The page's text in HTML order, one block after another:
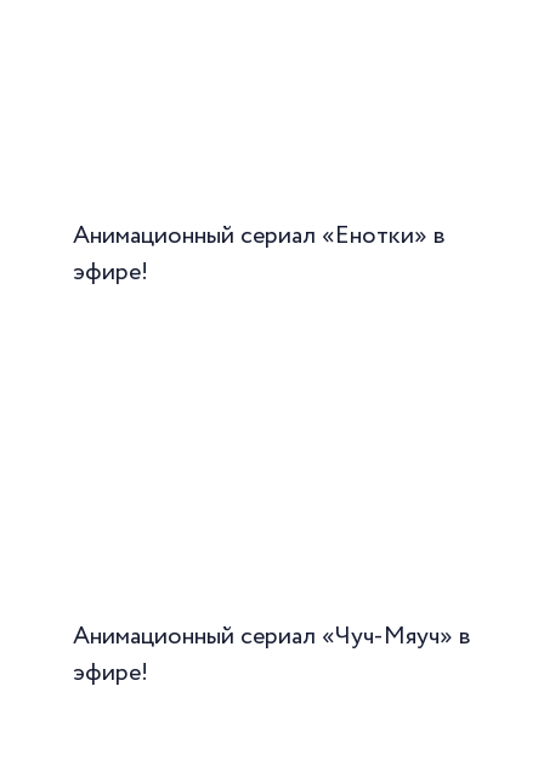
Анимационный сериал «Енотки» в
эфире!
Анимационный сериал «Чуч-Мяуч» в
эфире!